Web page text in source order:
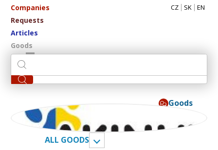
Companies
Requests
Articles
Goods
CZ SK EN
Goods
AKINU CZ s.r.o.
ALL GOODS